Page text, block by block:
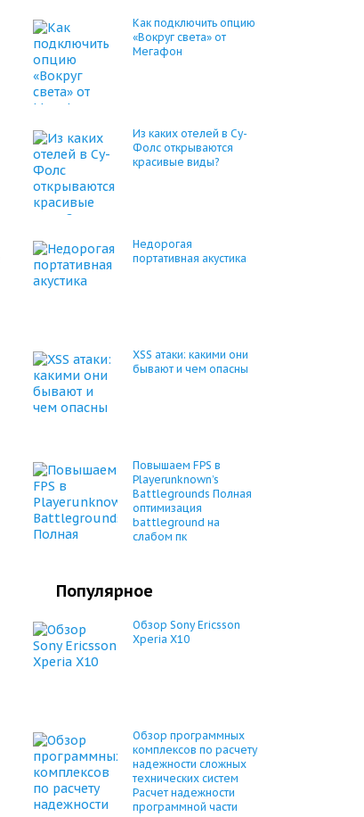
Как подключить опцию
«Вокруг света» от
Мегафон
Из каких отелей в Су-
Фолс открываются
красивые виды?
Недорогая
портативная акустика
XSS атаки: какими они
бывают и чем опасны
Повышаем FPS в
Playerunknown’s
Battlegrounds Полная
оптимизация
battleground на
слабом пк
Популярное
Обзор Sony Ericsson
Xperia X10
Обзор программных
комплексов по расчету
надежности сложных
технических систем
Расчет надежности
программной части